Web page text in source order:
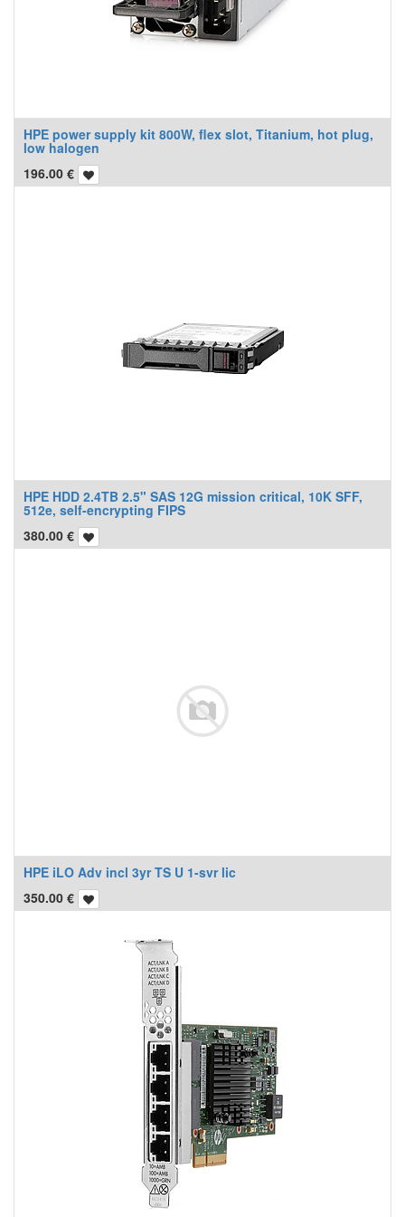
HPE power supply kit 800W, flex slot, Titanium, hot plug,
low halogen
196.00 €
HPE HDD 2.4TB 2.5" SAS 12G mission critical, 10K SFF,
512e, self-encrypting FIPS
380.00 €
HPE iLO Adv incl 3yr TS U 1-svr lic
350.00 €